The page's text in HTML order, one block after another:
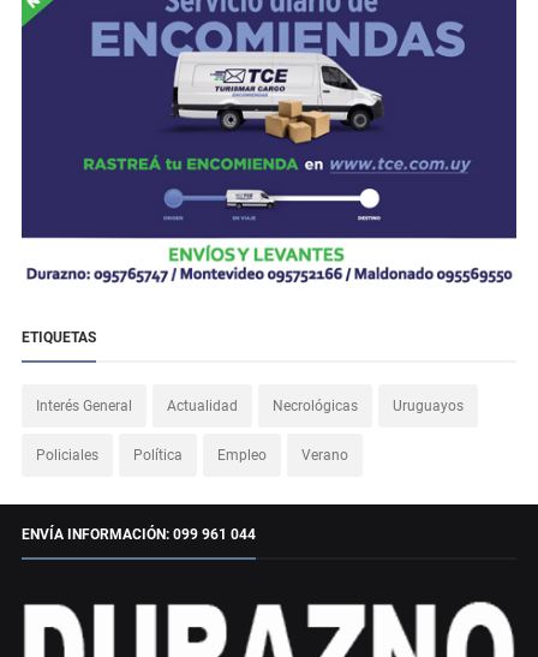
ETIQUETAS
Interés General Actualidad Necrológicas Uruguayos
Policiales Política Empleo Verano
ENVÍA INFORMACIÓN: 099 961 044